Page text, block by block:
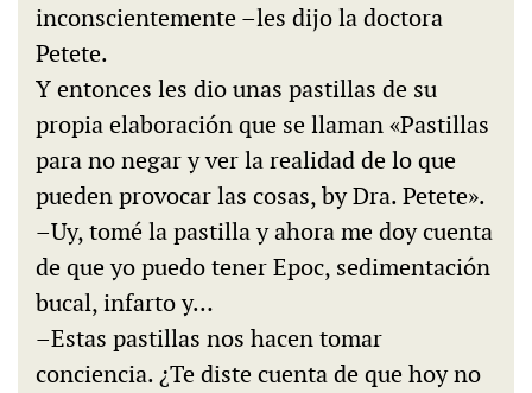
inconscientemente –les dijo la doctora
Petete.
Y entonces les dio unas pastillas de su
propia elaboración que se llaman «Pastillas
para no negar y ver la realidad de lo que
pueden provocar las cosas, by Dra. Petete».
–Uy, tomé la pastilla y ahora me doy cuenta
de que yo puedo tener Epoc, sedimentación
bucal, infarto y…
–Estas pastillas nos hacen tomar
conciencia. ¿Te diste cuenta de que hoy no